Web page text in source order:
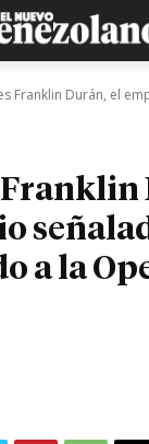
Franklin Durán, el
Franklin
a la